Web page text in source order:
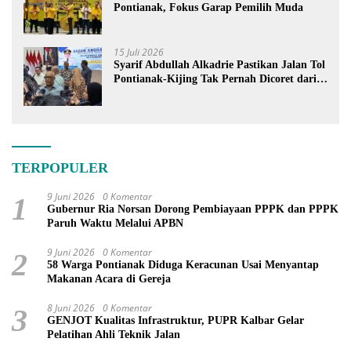
Pontianak, Fokus Garap Pemilih Muda
15 Juli 2026
Syarif Abdullah Alkadrie Pastikan Jalan Tol
Pontianak-Kijing Tak Pernah Dicoret dari
TERPOPULER
1 9 Juni 2026 0 Komentar
Gubernur Ria Norsan Dorong Pembiayaan PPPK dan PPPK
Paruh Waktu Melalui APBN
2 9 Juni 2026 0 Komentar
58 Warga Pontianak Diduga Keracunan Usai Menyantap
Makanan Acara di Gereja
3 8 Juni 2026 0 Komentar
GENJOT Kualitas Infrastruktur, PUPR Kalbar Gelar
Pelatihan Ahli Teknik Jalan